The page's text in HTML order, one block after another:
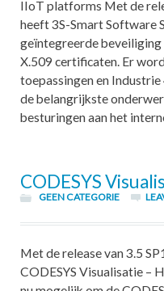
IIoT platforms Met de
heeft 3S-Smart Software
geïntegreerde
X.509 certificaten. Er
toepassingen en
de belangrijkste
besturingen aan het
CODESYS
GEEN CATEGORIE
Met de release van 3.5
CODESYS Visualisatie –